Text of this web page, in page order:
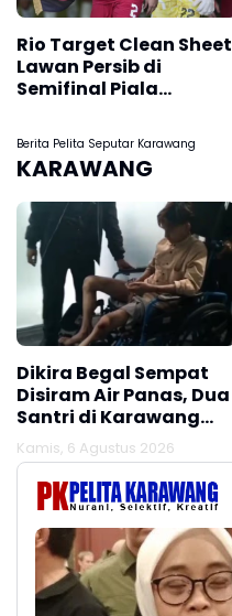
Rio Target Clean Sheet
Lawan Persib di
Semifinal Piala
Berita Pelita Seputar Karawang
KARAWANG
Dikira Begal Sempat
Disiram Air Panas, Dua
Santri di Karawang
Terluka Akibat Aksi
Oknum Linmas
Kamis, 6 Agustus 2026